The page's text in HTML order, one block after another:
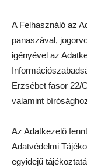
A Felhasználó az
panaszával,
igényével az
Erzsébet fasor 22/
valamint
Az Adatkezelő
Adatvédelmi
egyidejű